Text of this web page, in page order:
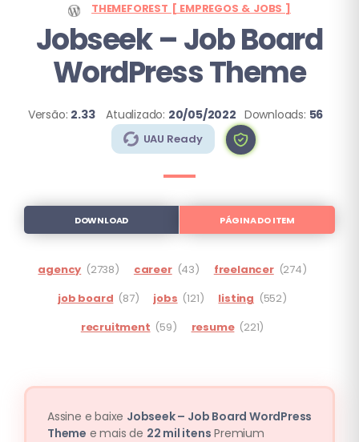
THEMEFOREST [ EMPREGOS & JOBS ]
Jobseek – Job Board
WordPress Theme
Versão: 2.33 Atualizado: 20/05/2022 Downloads: 56
UAU Ready
DOWNLOAD PÁGINA DO ITEM
agency (2738) career (43) freelancer (274)
job board (87) jobs (121) listing (552)
recruitment (59) resume (221)
Assine e baixe Jobseek – Job Board WordPress
Theme e mais de 22 mil itens Premium